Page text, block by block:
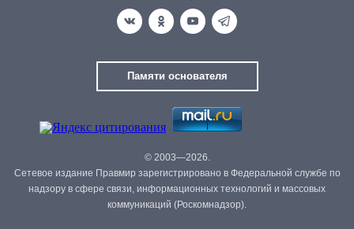
Памяти основателя
© 2003—2026.
Сетевое издание Правмир зарегистрировано в Федеральной службе по
надзору в сфере связи, информационных технологий и массовых
коммуникаций (Роскомнадзор).